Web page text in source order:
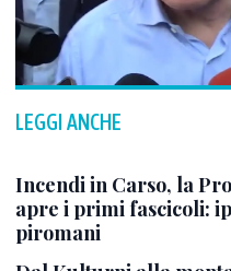
LEGGI ANCHE
Incendi in Carso, la
apre i primi fascicoli:
piromani